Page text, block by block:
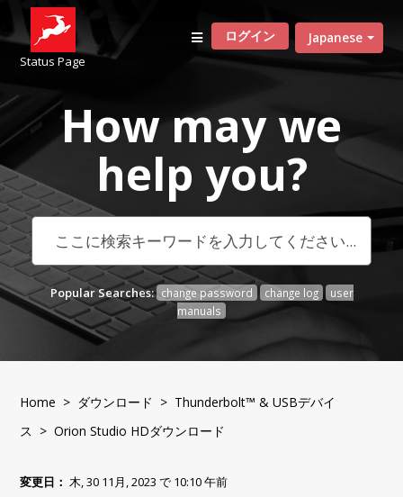
Status Page
Japanese
ログイン
How may we
help you?
Popular Searches: change password change log
user
manuals
Home > ダウンロード > Thunderbolt™ & USBデバイ
ス > Orion Studio HDダウンロード
変更日： 木, 30 11月, 2023 で 10:10 午前